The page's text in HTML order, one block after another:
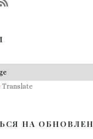
Translate
НА